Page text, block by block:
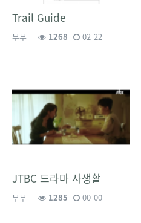
Trail Guide
무무 1268 02-22
JTBC 드라마 사생활
무무 1285 00-00